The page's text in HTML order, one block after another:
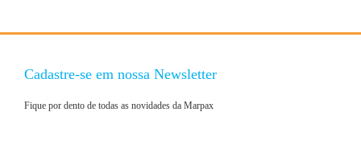
Cadastre-se em nossa Newsletter
Fique por dento de todas as novidades da Marpax